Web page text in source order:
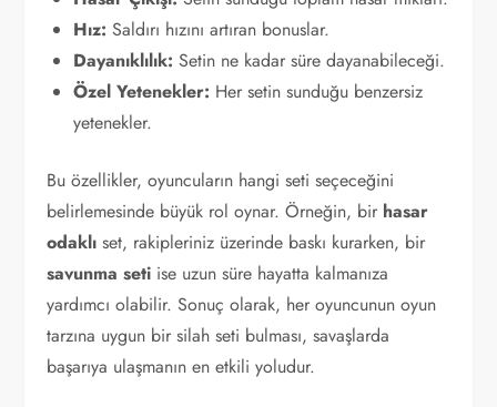
Hız: Saldırı hızını artıran bonuslar.
Dayanıklılık: Setin ne kadar süre dayanabileceği.
Özel Yetenekler: Her setin sunduğu benzersiz
yetenekler.
Bu özellikler, oyuncuların hangi seti seçeceğini
belirlemesinde büyük rol oynar. Örneğin, bir hasar
odaklı set, rakipleriniz üzerinde baskı kurarken, bir
savunma seti ise uzun süre hayatta kalmanıza
yardımcı olabilir. Sonuç olarak, her oyuncunun oyun
tarzına uygun bir silah seti bulması, savaşlarda
başarıya ulaşmanın en etkili yoludur.